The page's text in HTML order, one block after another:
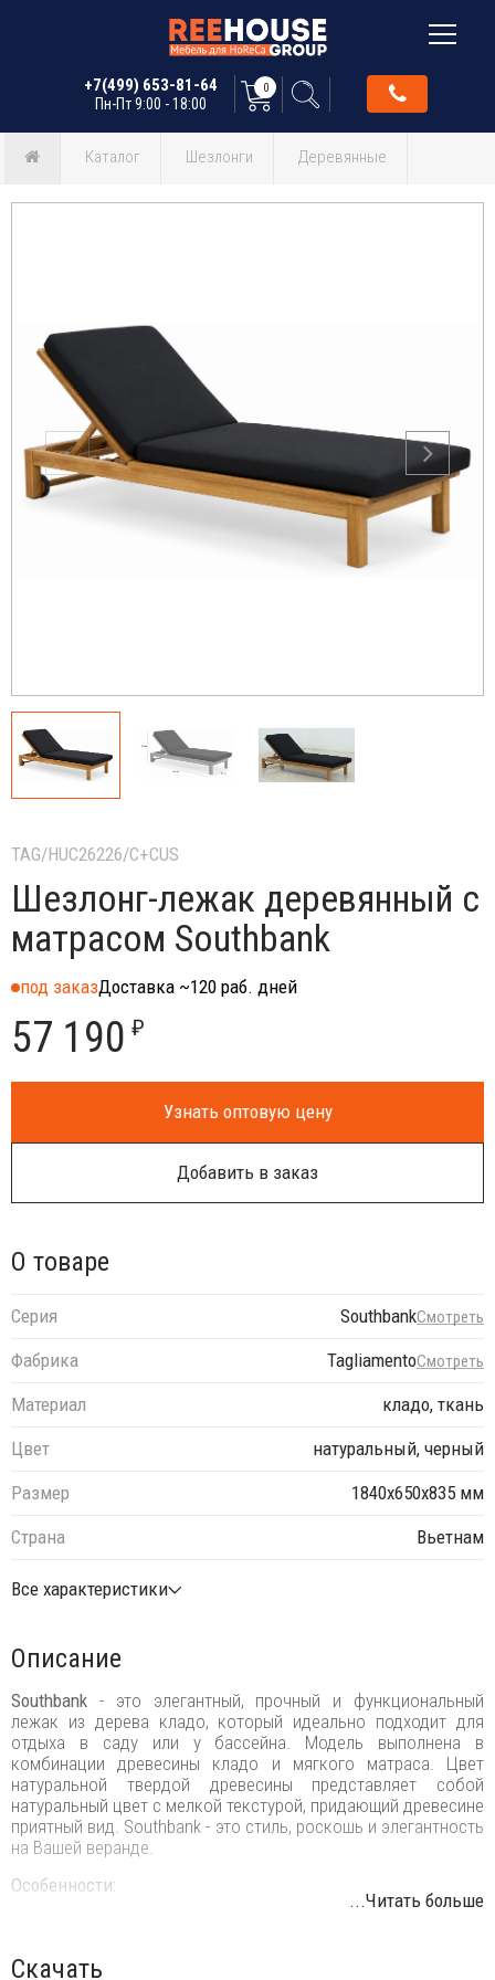
+7(499) 653-81-64
Пн-Пт 9:00 - 18:00
0
Каталог Шезлонги Деревянные
TAG/HUC26226/C+CUS
Шезлонг-лежак деревянный с
матрасом Southbank
под заказДоставка ~120 раб. дней
57 190 ₽
Узнать оптовую цену
Добавить в заказ
О товаре
Серия SouthbankСмотреть
Фабрика TagliamentoСмотреть
Материал
кладо, ткань
Цвет
натуральный, черный
Размер
1840х650х835 мм
Страна
Вьетнам
Все характеристики
Описание
Southbank - это элегантный, прочный и функциональный
лежак из дерева кладо, который идеально подходит для
отдыха в саду или у бассейна. Модель выполнена в
комбинации древесины кладо и мягкого матраса. Цвет
натуральной твердой древесины представляет собой
натуральный цвет с мелкой текстурой, придающий древесине
приятный вид. Southbank - это стиль, роскошь и элегантность
на Вашей веранде.
Особенности:
сертификацию FSC (Forest Stewardship Council) - гарантия
...Читать больше
Скачать